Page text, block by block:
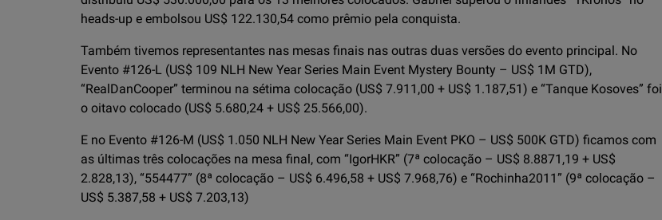
heads-up e embolsou US$ 122.130,54 como prêmio pela conquista.
Também tivemos representantes nas mesas finais nas outras duas versões do evento principal. No
Evento #126-L (US$ 109 NLH New Year Series Main Event Mystery Bounty – US$ 1M GTD),
“RealDanCooper” terminou na sétima colocação (US$ 7.911,00 + US$ 1.187,51) e “Tanque Kosoves” foi
o oitavo colocado (US$ 5.680,24 + US$ 25.566,00).
E no Evento #126-M (US$ 1.050 NLH New Year Series Main Event PKO – US$ 500K GTD) ficamos com
as últimas três colocações na mesa final, com “IgorHKR” (7ª colocação – US$ 8.8871,19 + US$
2.828,13), “554477” (8ª colocação – US$ 6.496,58 + US$ 7.968,76) e “Rochinha2011” (9ª colocação –
US$ 5.387,58 + US$ 7.203,13)